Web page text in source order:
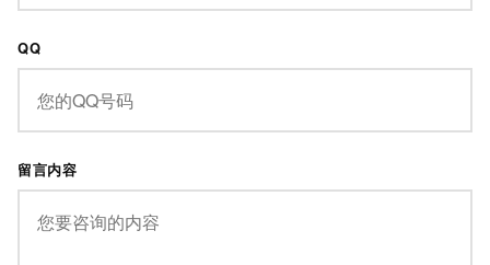
QQ
留言内容